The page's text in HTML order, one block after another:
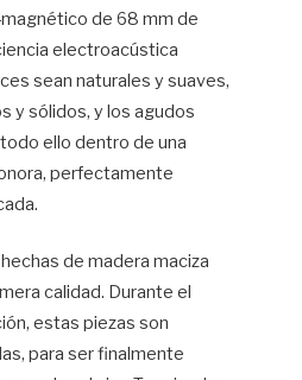
de 68 mm de
electroacústica
sean naturales y suaves,
y sólidos, y los agudos
ello dentro de una
perfectamente
de madera maciza
calidad. Durante el
estas piezas son
para ser finalmente